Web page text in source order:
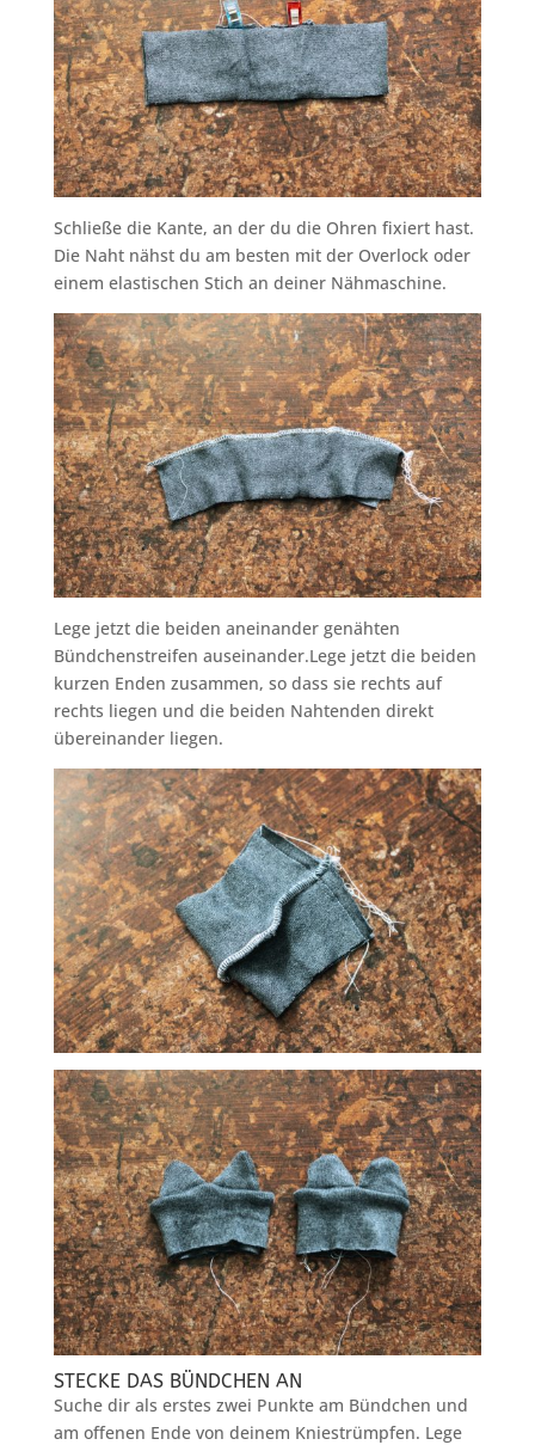
Schließe die Kante, an der du die Ohren fixiert hast.
Die Naht nähst du am besten mit der Overlock oder
einem elastischen Stich an deiner Nähmaschine.
Lege jetzt die beiden aneinander genähten
Bündchenstreifen auseinander.Lege jetzt die beiden
kurzen Enden zusammen, so dass sie rechts auf
rechts liegen und die beiden Nahtenden direkt
übereinander liegen.
STECKE DAS BÜNDCHEN AN
Suche dir als erstes zwei Punkte am Bündchen und
am offenen Ende von deinem Kniestrümpfen. Lege